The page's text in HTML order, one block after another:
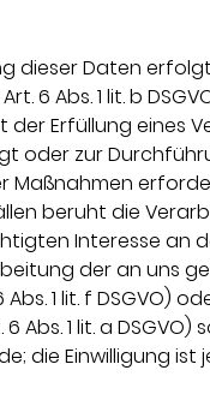
dieser Daten
6 Abs. 1 lit. b
der Erfüllung eines
oder zur
Maßnahmen
beruht die
Interesse an
der an uns
1 lit. f DSGVO)
Abs. 1 lit. a DSGVO)
die Einwilligung ist